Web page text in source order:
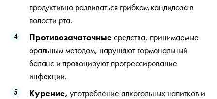
продуктивно развиваться грибкам кандидоза в
полости рта.
Противозачаточныесредства, принимаемые
оральным методом, нарушают гормональный
баланс и провоцируют прогрессирование
инфекции.
Курение, употребление алкогольных напитков и